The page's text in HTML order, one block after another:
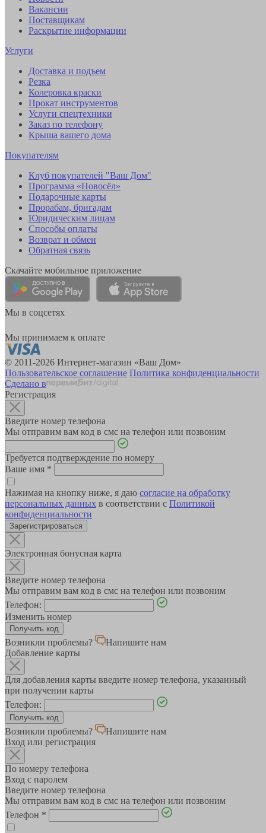
Вакансии
Поставщикам
Раскрытие информации
Услуги
Доставка и подъем
Резка
Колеровка краски
Прокат инструментов
Услуги спецтехники
Заказ по телефону
Крыша вашего дома
Покупателям
Клуб покупателей "Ваш Дом"
Программа «Новосёл»
Подарочные карты
Прорабам, бригадам
Юридическим лицам
Способы оплаты
Возврат и обмен
Обратная связь
Скачайте мобильное приложение
Мы в соцсетях
Мы принимаем к оплате
© 2011-2026 Интернет-магазин «Ваш Дом»
Пользовательское соглашение Политика конфиденциальности
Сделано в
Регистрация
Введите номер телефона
Мы отправим вам код в смс на телефон или позвоним
Требуется подтверждение по номеру
Ваше имя *
Нажимая на кнопку ниже, я даю согласие на обработку
персональных данных в соответствии с Политикой
конфиденциальности
Зарегистрироваться
Электронная бонусная карта
Введите номер телефона
Мы отправим вам код в смс на телефон или позвоним
Телефон:
Изменить номер
Возникли проблемы?
Напишите нам
Добавление карты
Для добавления карты введите номер телефона, указанный
при получении карты
Телефон:
Возникли проблемы?
Напишите нам
Вход или регистрация
По номеру телефона
Вход с паролем
Введите номер телефона
Мы отправим вам код в смс на телефон или позвоним
Телефон *